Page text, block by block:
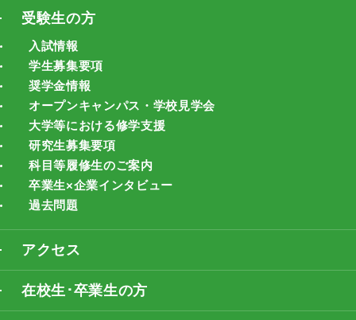
受験生の方
入試情報
学生募集要項
奨学金情報
オープンキャンパス・学校見学会
大学等における修学支援
研究生募集要項
科目等履修生のご案内
卒業生×企業インタビュー
過去問題
アクセス
在校生･卒業生の方